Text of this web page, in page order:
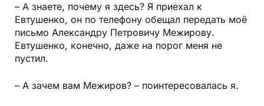
– А знаете, почему я здесь? Я приехал к
Евтушенко, он по телефону обещал передать моё
письмо Александру Петровичу Межирову.
Евтушенко, конечно, даже на порог меня не
пустил.
– А зачем вам Межиров? – поинтересовалась я.